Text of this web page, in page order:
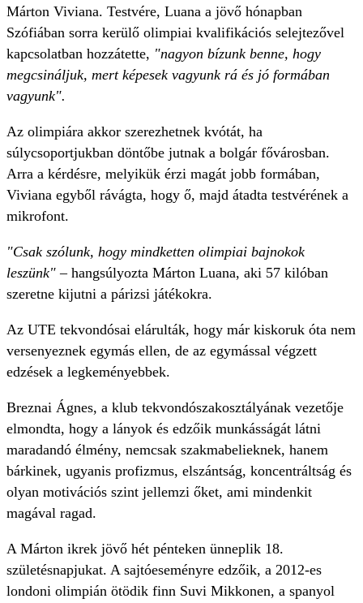
Márton Viviana. Testvére, Luana a jövő hónapban
Szófiában sorra kerülő olimpiai kvalifikációs selejtezővel
kapcsolatban hozzátette, "nagyon bízunk benne, hogy
megcsináljuk, mert képesek vagyunk rá és jó formában
vagyunk".
Az olimpiára akkor szerezhetnek kvótát, ha
súlycsoportjukban döntőbe jutnak a bolgár fővárosban.
Arra a kérdésre, melyikük érzi magát jobb formában,
Viviana egyből rávágta, hogy ő, majd átadta testvérének a
mikrofont.
"Csak szólunk, hogy mindketten olimpiai bajnokok
leszünk" –hangsúlyozta Márton Luana, aki 57 kilóban
szeretne kijutni a párizsi játékokra.
Az UTE tekvondósai elárulták, hogy már kiskoruk óta nem
versenyeznek egymás ellen, de az egymással végzett
edzések a legkeményebbek.
Breznai Ágnes, a klub tekvondószakosztályának vezetője
elmondta, hogy a lányok és edzőik munkásságát látni
maradandó élmény, nemcsak szakmabelieknek, hanem
bárkinek, ugyanis profizmus, elszántság, koncentráltság és
olyan motivációs szint jellemzi őket, ami mindenkit
magával ragad.
A Márton ikrek jövő hét pénteken ünneplik 18.
születésnapjukat. A sajtóeseményre edzőik, a 2012-es
londoni olimpián ötödik finn Suvi Mikkonen, a spanyol